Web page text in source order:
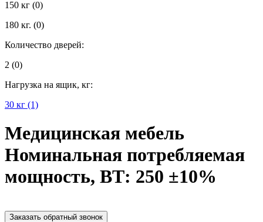
150 кг (0)
180 кг. (0)
Количество дверей:
2 (0)
Нагрузка на ящик, кг:
30 кг (1)
Медицинская мебель
Номинальная потребляемая
мощность, ВТ: 250 ±10%
Заказать обратный звонок